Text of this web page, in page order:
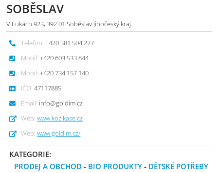
SOBĚSLAV
V Lukách 923, 392 01 Soběslav Jihočeský kraj
Telefon: +420 381 504 277
Mobil: +420 603 533 844
Mobil: +420 734 157 140
IČO: 47117885
Email: info@goldim.cz
Web: www.kozikase.cz
Web: www.goldim.cz/
KATEGORIE:
PRODEJ A OBCHOD - BIO PRODUKTY - DĚTSKÉ POTŘEBY